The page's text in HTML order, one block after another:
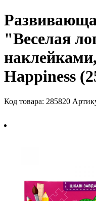
"Веселая
Happiness
Код товара: 285820